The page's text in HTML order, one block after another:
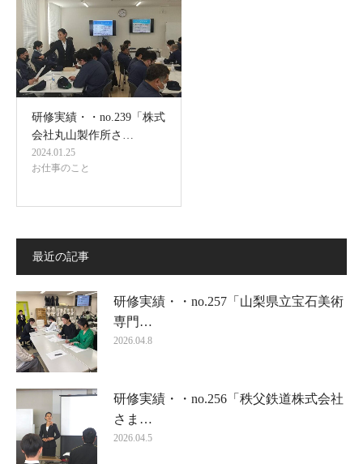
研修実績・・no.239「株式
会社丸山製作所さ…
2024.01.25
お仕事のこと
最近の記事
研修実績・・no.257「山梨県立宝石美術
専門…
2026.04.8
研修実績・・no.256「秩父鉄道株式会社
さま…
2026.04.5